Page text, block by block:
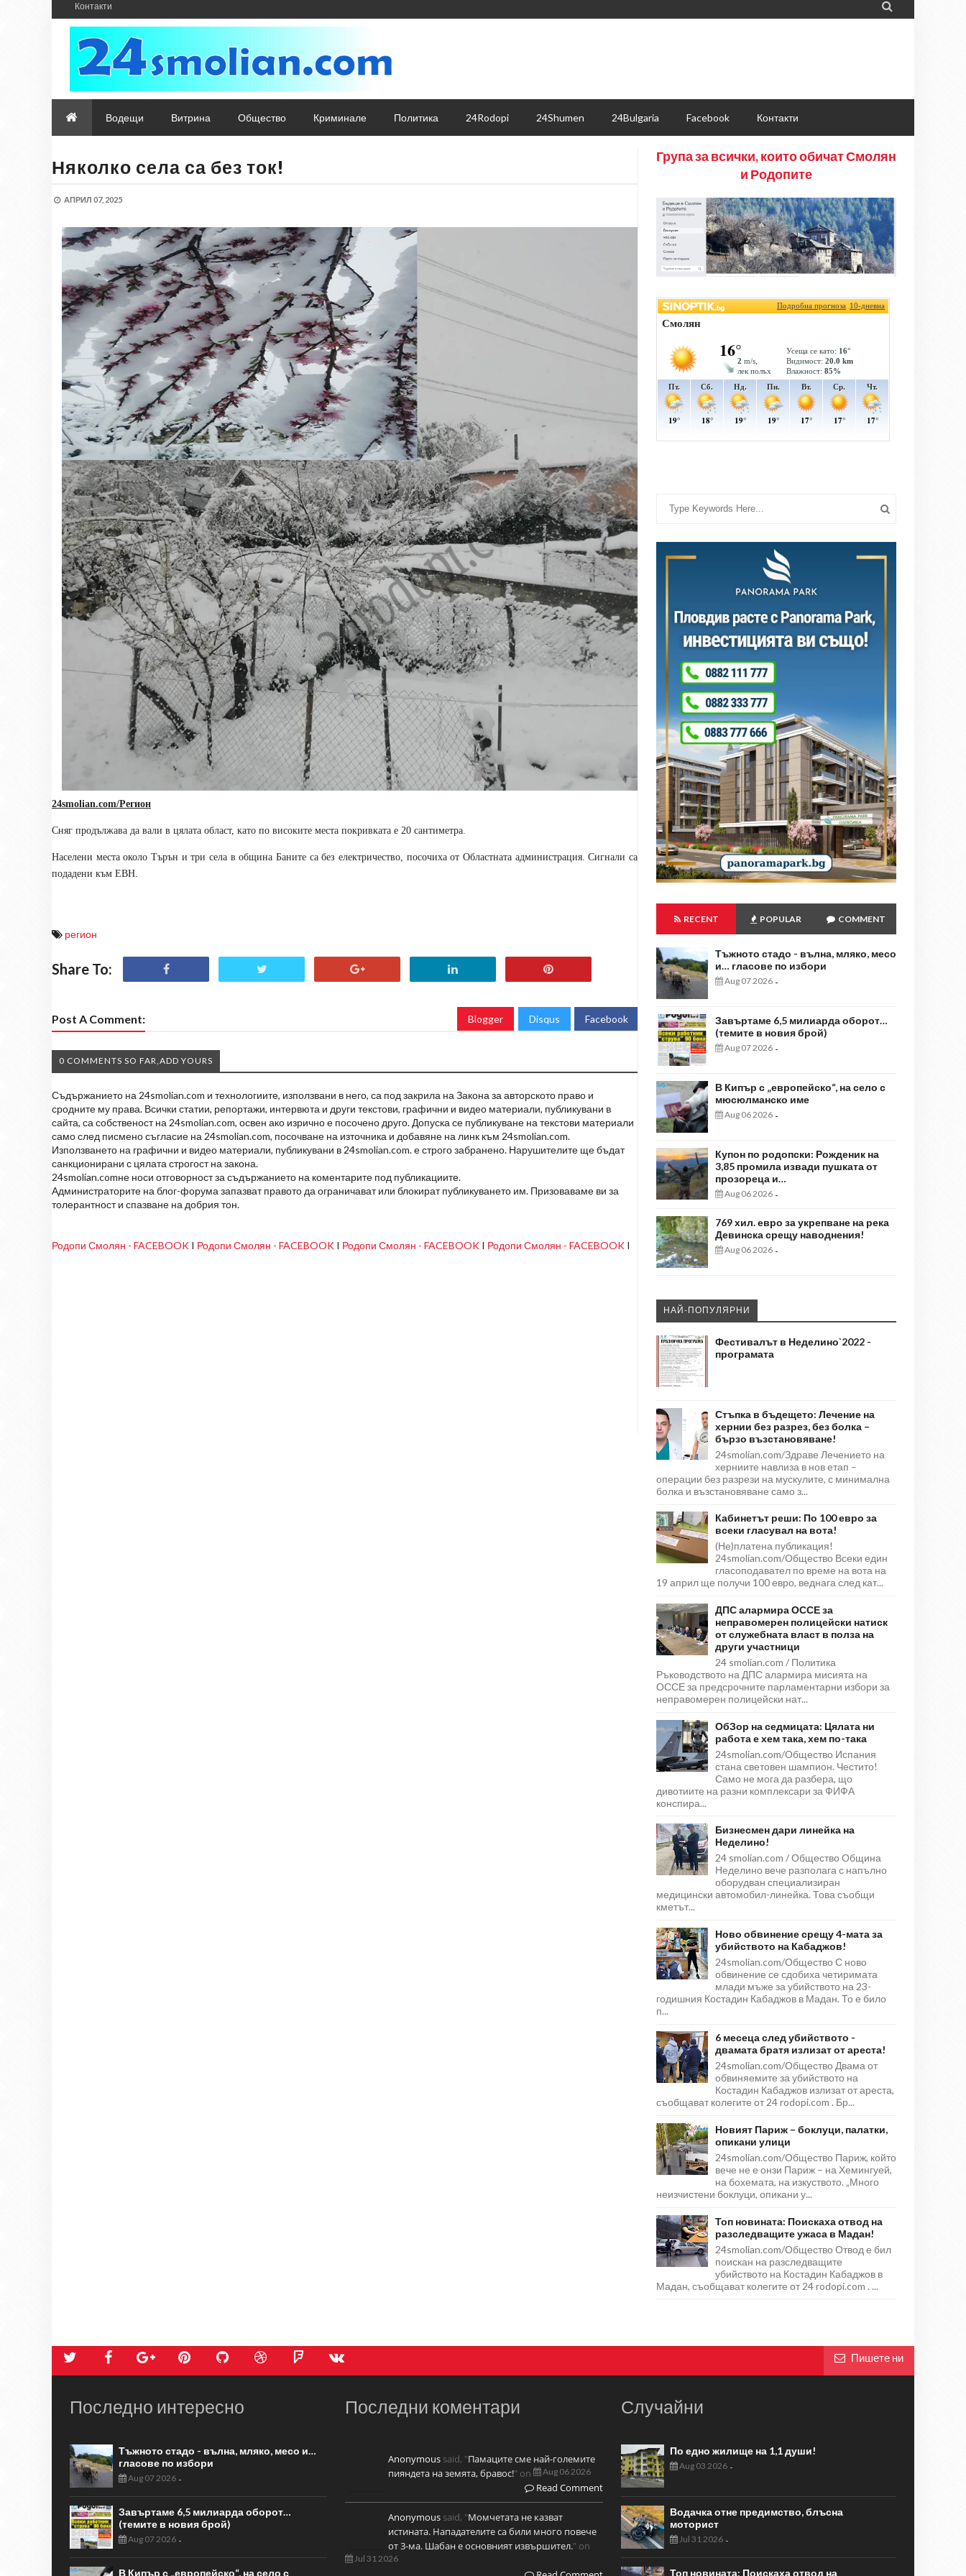
Контакти 
Водещи Витрина Общество Криминале Политика 24Rodopi 24Shumen 24Bulgaria Facebook Контакти
Няколко села са без ток!
АПРИЛ 07, 2025
24smolian.com/Регион
Сняг продължава да вали в цялата област, като по високите места покривката е 20 сантиметра.
Населени места около Търън и три села в община Баните са без електричество, посочиха от Областната администрация. Сигнали са
подадени към ЕВН.
регион
Share To:
Post A Comment: Blogger Disqus Facebook
0 COMMENTS SO FAR,ADD YOURS
Съдържанието на 24smolian.com и технологиите, използвани в него, са под закрила на Закона за авторското право и
сродните му права. Всички статии, репортажи, интервюта и други текстови, графични и видео материали, публикувани в
сайта, са собственост на 24smolian.com, освен ако изрично е посочено друго. Допуска се публикуване на текстови материали
само след писмено съгласие на 24smolian.com, посочване на източника и добавяне на линк към 24smolian.com.
Използването на графични и видео материали, публикувани в 24smolian.com. е строго забранено. Нарушителите ще бъдат
санкционирани с цялата строгост на закона.
24smolian.comне носи отговорност за съдържанието на коментарите под публикациите.
Администраторите на блог-форума запазват правото да ограничават или блокират публикуването им. Призоваваме ви за
толерантност и спазване на добрия тон.
Родопи Смолян - FACEBOOK I Родопи Смолян - FACEBOOK I Родопи Смолян - FACEBOOK I Родопи Смолян - FACEBOOK I
Група за всички, които обичат Смолян
и Родопите
RECENT POPULAR COMMENT
Тъжното стадо - вълна, мляко, месо
и… гласове по избори
Aug 07 2026 -
Завъртаме 6,5 милиарда оборот…
(темите в новия брой)
Aug 07 2026 -
В Кипър с „европейско“, на село с
мюсюлманско име
Aug 06 2026 -
Купон по родопски: Рожденик на
3,85 промила извади пушката от
прозореца и…
Aug 06 2026 -
769 хил. евро за укрепване на река
Девинска срещу наводнения!
Aug 06 2026 -
НАЙ-ПОПУЛЯРНИ
Фестивалът в Неделино`2022 -
програмата
Стъпка в бъдещето: Лечение на
хернии без разрез, без болка –
бързо възстановяване!
24smolian.com/Здраве Лечението на
херниите навлиза в нов етап –
операции без разрези на мускулите, с минимална
болка и възстановяване само з...
Кабинетът реши: По 100 евро за
всеки гласувал на вота!
(Не)платена публикация!
24smolian.com/Общество Всеки един
гласоподавател по време на вота на
19 април ще получи 100 евро, веднага след кат...
ДПС алармира ОССЕ за
неправомерен полицейски натиск
от служебната власт в полза на
други участници
24 smolian.com / Политика
Ръководството на ДПС алармира мисията на
ОССЕ за предсрочните парламентарни избори за
неправомерен полицейски нат...
ОбЗор на седмицата: Цялата ни
работа е хем така, хем по-така
24smolian.com/Общество Испания
стана световен шампион. Честито!
Само не мога да разбера, що
дивотиите на разни комплексари за ФИФА
конспира...
Бизнесмен дари линейка на
Неделино!
24 smolian.com / Общество Община
Неделино вече разполага с напълно
оборудван специализиран
медицински автомобил-линейка. Това съобщи
кметът...
Ново обвинение срещу 4-мата за
убийството на Кабаджов!
24smolian.com/Общество С ново
обвинение се сдобиха четиримата
млади мъже за убийството на 23-
годишния Костадин Кабаджов в Мадан. То е било
п...
6 месеца след убийството -
двамата братя излизат от ареста!
24smolian.com/Общество Двама от
обвиняемите за убийството на
Костадин Кабаджов излизат от ареста,
съобщават колегите от 24 rodopi.com . Бр...
Новият Париж – боклуци, палатки,
опикани улици
24smolian.com/Общество Париж, който
вече не е онзи Париж – на Хемингуей,
на бохемата, на изкуството. „Много
неизчистени боклуци, опикани у...
Топ новината: Поискаха отвод на
разследващите ужаса в Мадан!
24smolian.com/Общество Отвод е бил
поискан на разследващите
убийството на Костадин Кабаджов в
Мадан, съобщават колегите от 24 rodopi.com . ...
Пишете ни
Последно интересно
Тъжното стадо - вълна, мляко, месо и…
гласове по избори
Aug 07 2026 -
Завъртаме 6,5 милиарда оборот…
(темите в новия брой)
Aug 07 2026 -
В Кипър с „европейско“, на село с
Последни коментари
Anonymous said, "Памаците сме най-големите
пияндета на земята, бравос!" on Aug 06 2026
Read Comment
Anonymous said, "Момчетата не казват
истината. Нападателите са били много повече
от 3-ма. Шабан е основният извършител." on
Jul 31 2026
Случайни
По едно жилище на 1,1 души!
Aug 03 2026-
Водачка отне предимство, блъсна
моторист
Jul 31 2026-
Топ новината: Поискаха отвод на